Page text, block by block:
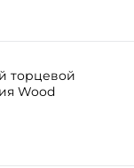
торцевой
Wood